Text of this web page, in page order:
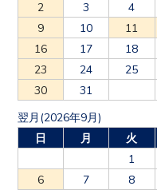
2
3 4
9
10 11
16
17 18
23
24 25
30
31
翌月(2026年9月)
日
月 火
1
6
7 8